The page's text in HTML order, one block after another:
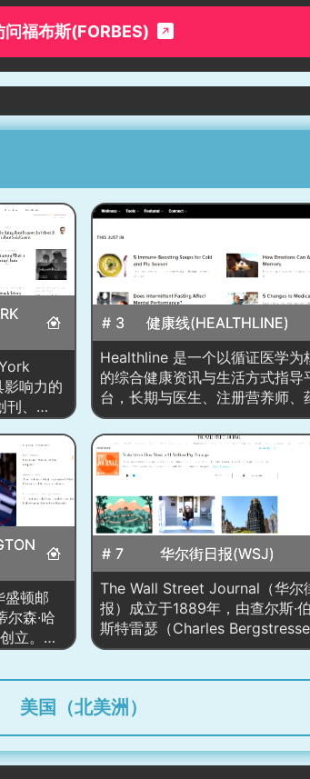
问福布斯(FORBES)
响力的
、
网站首
为轴的
、评论与
频故事、
有“Most
榜单与
济、科
持续更
整合时
与可视
纽。
# 3
健康线(HEALTHLINE)
Healthline 是一个以循证医学为
的综合健康资讯与生活方式指导
台，长期与医生、注册营养师、
师、心理咨询师等专家合作，对
进行审稿与更新，并在每篇文章
注来源文献、更新时间与医学审核
人，确保信息可追溯、可验证。
覆盖慢病管理（糖尿病、心血管
瘤、风湿免疫等）、营养饮食、
健身、睡眠与心理健康、女性与
健康、皮肤护理、药物与膳食补
评测、症状自查与就医决策提示
泛主题，同时提供专题视频、信
图、清单式指南与产品导购，帮
通用户把医学证据转化为日常可
顿邮
尔森·哈
立。它
调查性新
，已成
之一，
评论和专
和国际事
# 7
华尔街日报(WSJ)
The Wall Street Journal（华尔
报）成立于1889年，由查尔斯·
斯特雷瑟（Charles
创立，是全球最具影响力的财经
商业、市场、政策及国际事务的
（wsj.com）自上线以来，迅速
全球访问量较大的新闻门户之一
美国（北美洲）